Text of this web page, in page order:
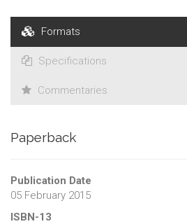
Formats
Specifications
Commentaries
Paperback
Publication Date
05 February 2015
ISBN-13